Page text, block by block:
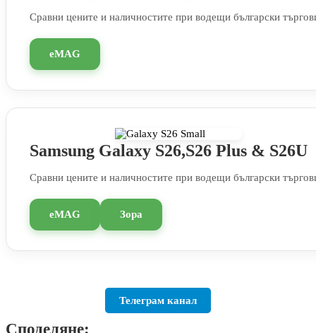
Сравни цените и наличностите при водещи български
eMAG
Samsung Galaxy S26,S26 Plus & S26U
Сравни цените и наличностите при водещи български
eMAG Зора
Телеграм канал
Споделяне: